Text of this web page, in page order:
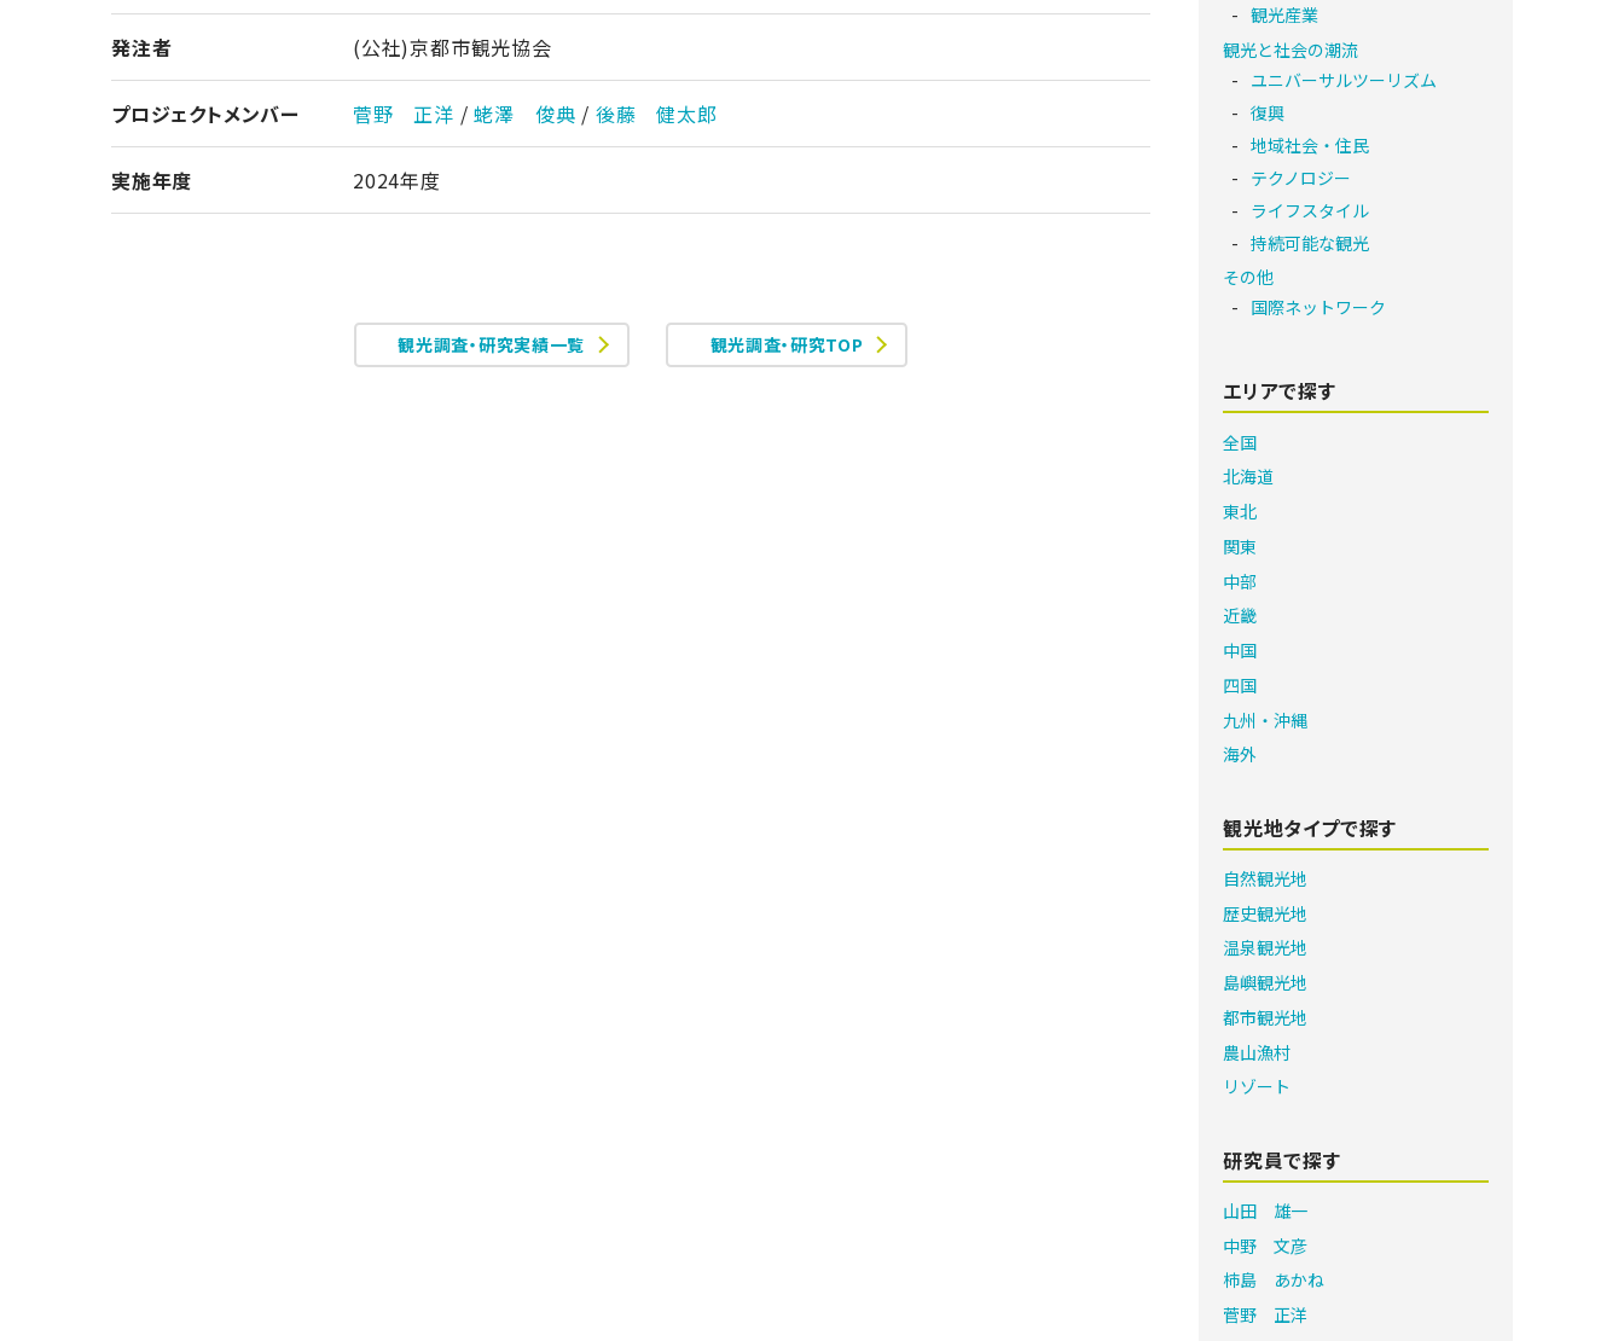
発注者 (公社)京都市観光協会
プロジェクトメンバー 菅野 正洋 /蛯澤 俊典 / 後藤 健太郎
実施年度 2024年度
観光調査・研究実績一覧 観光調査・研究TOP
観光産業
観光と社会の潮流
ユニバーサルツーリズム
復興
地域社会・住民
テクノロジー
ライフスタイル
持続可能な観光
その他
国際ネットワーク
エリアで探す
全国
北海道
東北
関東
中部
近畿
中国
四国
九州・沖縄
海外
観光地タイプで探す
自然観光地
歴史観光地
温泉観光地
島嶼観光地
都市観光地
農山漁村
リゾート
研究員で探す
山田 雄一
中野 文彦
柿島 あかね
菅野 正洋